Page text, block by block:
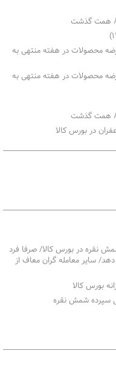
محصولات در هفته منتهی به
محصولات در هفته منتهی به
نقره در بورس کالا/ صرفا فرد
سایر معامله گران معاف از
بورس کالا
سپرده شمش نقره